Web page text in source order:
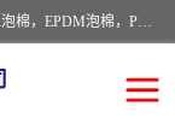
深圳市利源胶粘制品有限公司专业生产，井上泡棉，CR泡棉，EPDM泡棉，PORON泡棉厚度剖切，公差正负0.1mm，硅胶条，脚垫，异形一次成型，雕刻EVA海绵；包装材料:精密仪器、医疗器具、运输时缓冲、防震材料。建筑:住房装潢材料、房屋门窗密封；轻便、强韧性：轻便并且具有较强的韧性，良好的耐油性与耐溶剂性。隔热性：导热性低具有优越的保温性，具有的回弹性。